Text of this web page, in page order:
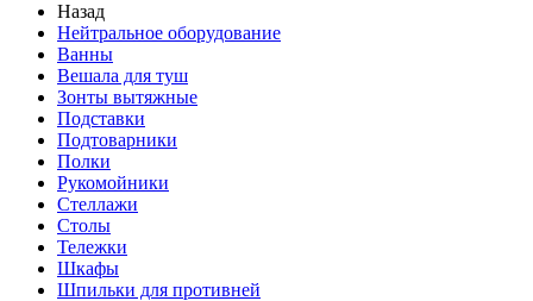
Назад
Нейтральное оборудование
Ванны
Вешала для туш
Зонты вытяжные
Подставки
Подтоварники
Полки
Рукомойники
Стеллажи
Столы
Тележки
Шкафы
Шпильки для противней